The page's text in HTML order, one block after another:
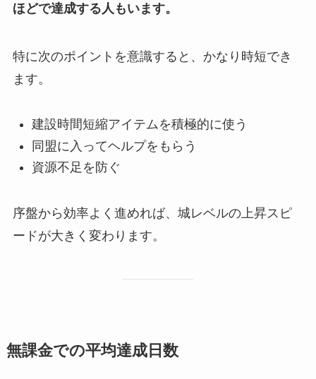
ほどで達成する人もいます。
特に次のポイントを意識すると、かなり時短でき
ます。
建設時間短縮アイテムを積極的に使う
同盟に入ってヘルプをもらう
資源不足を防ぐ
序盤から効率よく進めれば、城レベルの上昇スピ
ードが大きく変わります。
無課金での平均達成日数